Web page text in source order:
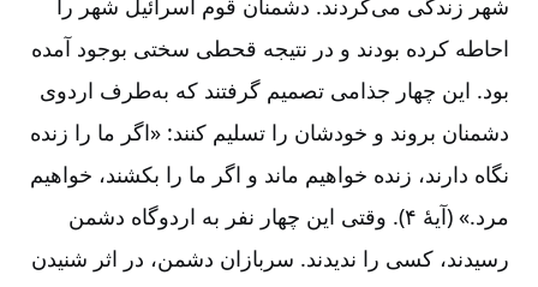
احاطه‌ کرده‌ بودند و در نتیجه‌ قحطی‌ سختی‌ بوجود آمده‌
بود. این‌ چهار جذامی‌ تصمیم‌ گرفتند که‌ به‌طرف‌ اردوی‌
دشمنان‌ بروند و خودشان‌ را تسلیم‌ کنند‌: «اگر ما را زنده‌
نگاه‌ دارند، زنده‌ خواهیم‌ ماند و اگر ما را بکشند، خواهیم‌
مرد.» (آیۀ‌ ۴). وقتی‌ این‌ چهار نفر به‌ اردوگاه‌ دشمن‌
رسیدند، کسی‌ را ندیدند. سربازان‌ دشمن‌، در اثر شنیدن‌